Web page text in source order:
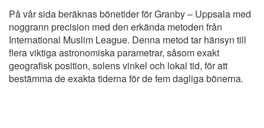
På vår sida beräknas bönetider för Granby – Uppsala med
noggrann precision med den erkända metoden från
International Muslim League. Denna metod tar hänsyn till
flera viktiga astronomiska parametrar, såsom exakt
geografisk position, solens vinkel och lokal tid, för att
bestämma de exakta tiderna för de fem dagliga bönerna.